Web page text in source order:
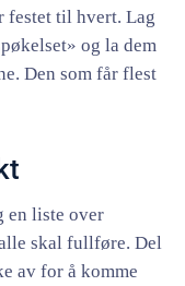
festet til hvert. Lag
og la dem
Den som får flest
en liste over
skal fullføre. Del
av for å komme